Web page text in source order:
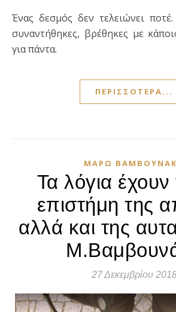
Ένας δεσμός δεν τελειώνει ποτέ. Έτσι και κάποτε
συναντήθηκες, βρέθηκες με
για πάντα.
ΠΕΡΙΣΣΌΤΕΡΑ...
ΜΆΡΩ
Τα λόγια έχουν
επιστήμη της
αλλά και της
27 Δεκεμβρίου